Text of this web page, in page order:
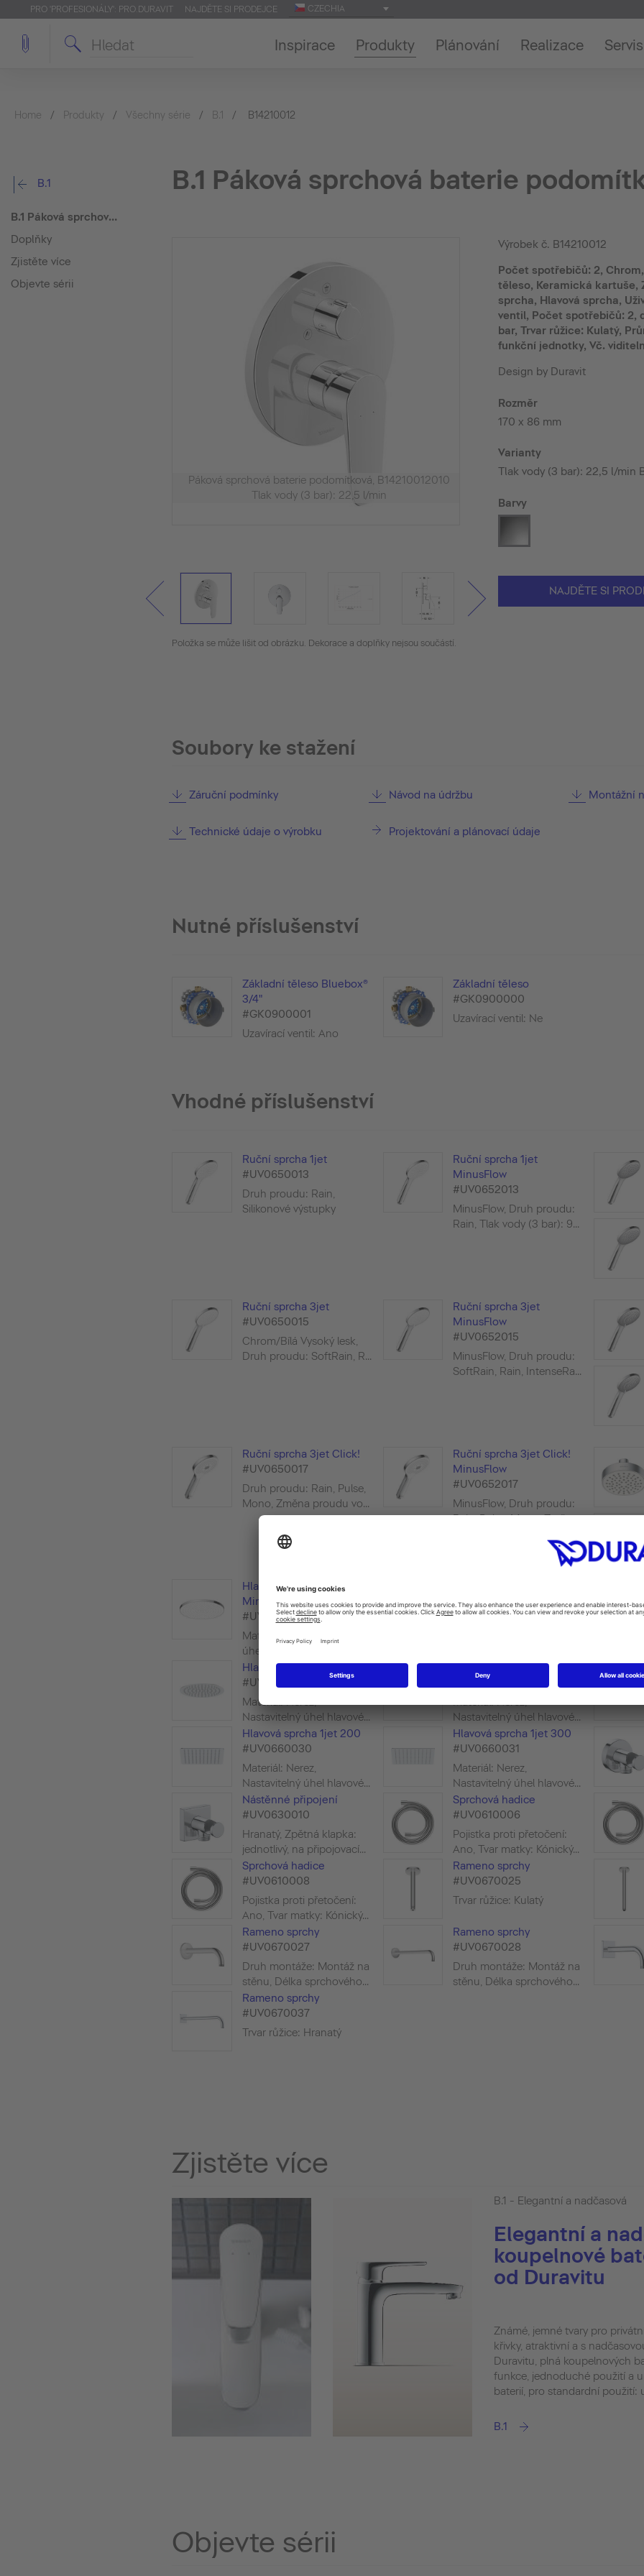
PRO 'PROFESIONÁLY': PRO.DURAVIT NAJDĚTE SI PRODEJCE CZECHIA
Inspirace Produkty Plánování Realizace Servis
Home Produkty Všechny série B.1 B14210012
B.1
B.1 Páková sprchová baterie podomítková
Doplňky
Zjistěte více
Objevte sérii
B.1 Páková sprchová baterie
Páková sprchová baterie podomítková, B14210012010
Tlak vody (3 bar): 22,5 l/min
Položka se může lišit od obrázku. Dekorace a doplňky nejsou součástí.
Výrobek č. B14210012
Počet spotřebičů: 2,
těleso, Keramická kartuše,
sprcha, Hlavová sprcha,
ventil, Počet spotřebičů: 2,
bar, Trvar růžice: Kulatý,
funkční jednotky, Vč.
Design by Duravit
Rozměr
170 x 86 mm
Varianty
Tlak vody (3 bar): 22,5 l/min
Barvy
NAJDĚTE SI
Soubory ke stažení
Záruční podmínky Návod na údržbu Montážní
Technické údaje o výrobku Projektování a plánovací údaje
Nutné příslušenství
Základní těleso Bluebox®
3/4"
#GK0900001
Uzavírací ventil: Ano
Základní těleso
#GK0900000
Uzavírací ventil: Ne
Vhodné příslušenství
Ruční sprcha 1jet
#UV0650013
Druh proudu: Rain,
Silikonové výstupky
Ruční sprcha 1jet
MinusFlow
#UV0652013
MinusFlow, Druh proudu:
Rain, Tlak vody (3 bar): 9...
Ruční sprcha 3jet
#UV0650015
Chrom/Bílá Vysoký lesk,
Druh proudu: SoftRain, R...
Ruční sprcha 3jet
MinusFlow
#UV0652015
MinusFlow, Druh proudu:
SoftRain, Rain, IntenseRa...
Ruční sprcha 3jet Click!
#UV0650017
Druh proudu: Rain, Pulse,
Mono, Změna proudu vo...
Ruční sprcha 3jet Click!
MinusFlow
#UV0652017
MinusFlow, Druh proudu:
Rain, Pulse, Mono, Změn...
Hlavová sprcha 1jet 230
MinusFlow
#UV0662017
Materiál: Plast, Nastavitelný
úhel hlavové sprchy, Min...
#UV0660018
Hlavová sprcha 1jet 200
#UV0660019
Materiál: Nerez,
Nastavitelný úhel hlavové...
Hlavová sprcha 1jet 300
#UV0660020
Materiál: Nerez,
Nastavitelný úhel hlavové...
Hlavová sprcha 1jet 200
#UV0660030
Materiál: Nerez,
Nastavitelný úhel hlavové...
Hlavová sprcha 1jet 300
#UV0660031
Materiál: Nerez,
Nastavitelný úhel hlavové...
Nástěnné připojení
#UV0630010
Hranatý, Zpětná klapka:
jednotlivý, na připojovací...
Sprchová hadice
#UV0610006
Pojistka proti přetočení:
Ano, Tvar matky: Kónický...
Sprchová hadice
#UV0610008
Pojistka proti přetočení:
Ano, Tvar matky: Kónický...
Rameno sprchy
#UV0670025
Trvar růžice: Kulatý
Rameno sprchy
#UV0670027
Druh montáže: Montáž na
stěnu, Délka sprchového...
Rameno sprchy
#UV0670028
Druh montáže: Montáž na
stěnu, Délka sprchového...
Rameno sprchy
#UV0670037
Trvar růžice: Hranatý
Zjistěte více
B.1 - Elegantní a nadčasová
Elegantní a
koupelnové
od Duravitu
Známé, jemné tvary pro
křivky, atraktivní a s
Duravitu, plná koupelnových
funkce, jednoduché použití a
baterií, pro standardní použití:
B.1
Objevte sérii